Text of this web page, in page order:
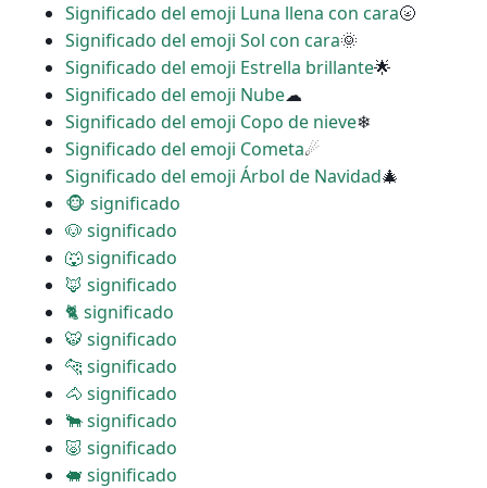
Significado del emoji Luna llena con cara🌝
Significado del emoji Sol con cara🌞
Significado del emoji Estrella brillante🌟
Significado del emoji Nube☁
Significado del emoji Copo de nieve❄
Significado del emoji Cometa☄
Significado del emoji Árbol de Navidad🎄
🐵 significado
🐶 significado
🐺 significado
🦊 significado
🐈 significado
🐯 significado
🐆 significado
🐴 significado
🐂 significado
🐷 significado
🐖 significado